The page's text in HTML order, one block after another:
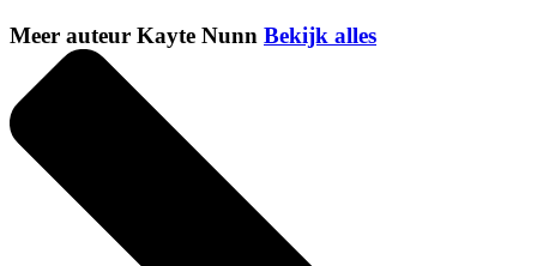
Meer auteur Kayte Nunn Bekijk alles